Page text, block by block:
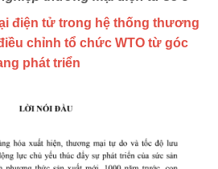
điện tử trong hệ thống thương
chỉnh tổ chức WTO từ góc
phát triển